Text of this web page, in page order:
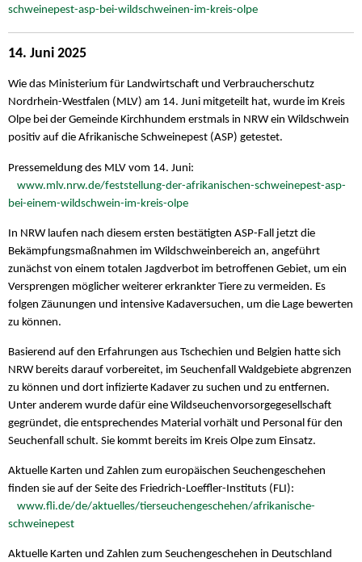
schweinepest-asp-bei-wildschweinen-im-kreis-olpe
14. Juni 2025
Wie das Ministerium für Landwirtschaft und Verbraucherschutz
Nordrhein-Westfalen (MLV) am 14. Juni mitgeteilt hat, wurde im Kreis
Olpe bei der Gemeinde Kirchhundem erstmals in NRW ein Wildschwein
positiv auf die Afrikanische Schweinepest (ASP) getestet.
Pressemeldung des MLV vom 14. Juni:
www.mlv.nrw.de/feststellung-der-afrikanischen-schweinepest-asp-
bei-einem-wildschwein-im-kreis-olpe
In NRW laufen nach diesem ersten bestätigten ASP-Fall jetzt die
Bekämpfungsmaßnahmen im Wildschweinbereich an, angeführt
zunächst von einem totalen Jagdverbot im betroffenen Gebiet, um ein
Versprengen möglicher weiterer erkrankter Tiere zu vermeiden. Es
folgen Zäunungen und intensive Kadaversuchen, um die Lage bewerten
zu können.
Basierend auf den Erfahrungen aus Tschechien und Belgien hatte sich
NRW bereits darauf vorbereitet, im Seuchenfall Waldgebiete abgrenzen
zu können und dort infizierte Kadaver zu suchen und zu entfernen.
Unter anderem wurde dafür eine Wildseuchenvorsorgegesellschaft
gegründet, die entsprechendes Material vorhält und Personal für den
Seuchenfall schult. Sie kommt bereits im Kreis Olpe zum Einsatz.
Aktuelle Karten und Zahlen zum europäischen Seuchengeschehen
finden sie auf der Seite des Friedrich-Loeffler-Instituts (FLI):
www.fli.de/de/aktuelles/tierseuchengeschehen/afrikanische-
schweinepest
Aktuelle Karten und Zahlen zum Seuchengeschehen in Deutschland